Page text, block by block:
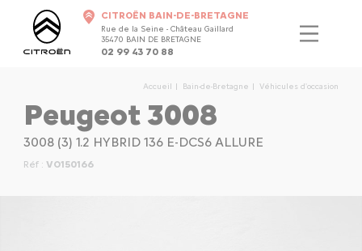
CITROËN BAIN-DE-BRETAGNE
Rue de la Seine - Château Gaillard
35470 BAIN DE BRETAGNE
02 99 43 70 88
Accueil Bain-de-Bretagne Véhicules d'occasion
Peugeot 3008
3008 (3) 1.2 HYBRID 136 E-DCS6 ALLURE
Réf : VO150166